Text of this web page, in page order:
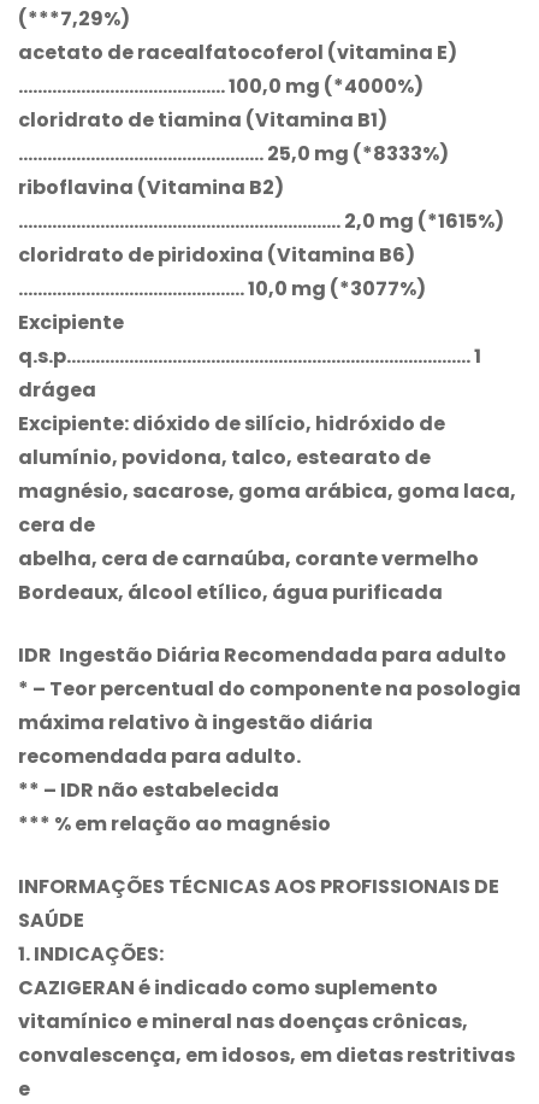
(***7,29%)
acetato de racealfatocoferol (vitamina E)
……………………………………. 100,0 mg (*4000%)
cloridrato de tiamina (Vitamina B1)
…………………………………………… 25,0 mg (*8333%)
riboflavina (Vitamina B2)
…………………………………………………………. 2,0 mg (*1615%)
cloridrato de piridoxina (Vitamina B6)
……………………………………….. 10,0 mg (*3077%)
Excipiente
q.s.p………………………………………………………………………… 1
drágea
Excipiente: dióxido de silício, hidróxido de
alumínio, povidona, talco, estearato de
magnésio, sacarose, goma arábica, goma laca,
cera de
abelha, cera de carnaúba, corante vermelho
Bordeaux, álcool etílico, água purificada
IDR ­ Ingestão Diária Recomendada para adulto
* – Teor percentual do componente na posologia
máxima relativo à ingestão diária
recomendada para adulto.
** – IDR não estabelecida
*** % em relação ao magnésio
INFORMAÇÕES TÉCNICAS AOS PROFISSIONAIS DE
SAÚDE
1. INDICAÇÕES:
CAZIGERAN é indicado como suplemento
vitamínico e mineral nas doenças crônicas,
convalescença, em idosos, em dietas restritivas
e